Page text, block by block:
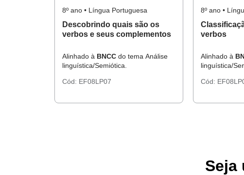
8º ano • Língua Portuguesa
Descobrindo quais são os
verbos e seus complementos
Alinhado à BNCC do tema Análise
linguística/Semiótica.
Cód: EF08LP07
8º ano •
verbos
Alinhado à
linguística/
Cód:
Seja